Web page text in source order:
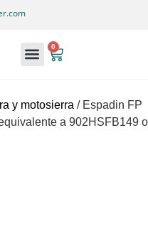
0
y motosierra / Espadin FP
a 902HSFB149 o